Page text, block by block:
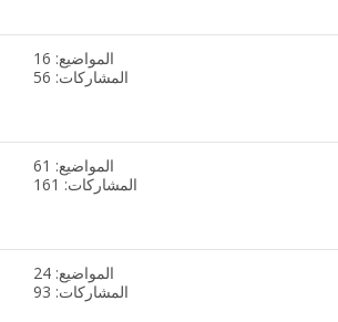
مشاهدة
تغذيات
المواضيع: 16
المشاركات: 56
مشاهدة
تغذيات
المواضيع: 61
المشاركات: 161
مشاهدة
تغذيات
المواضيع: 24
المشاركات: 93